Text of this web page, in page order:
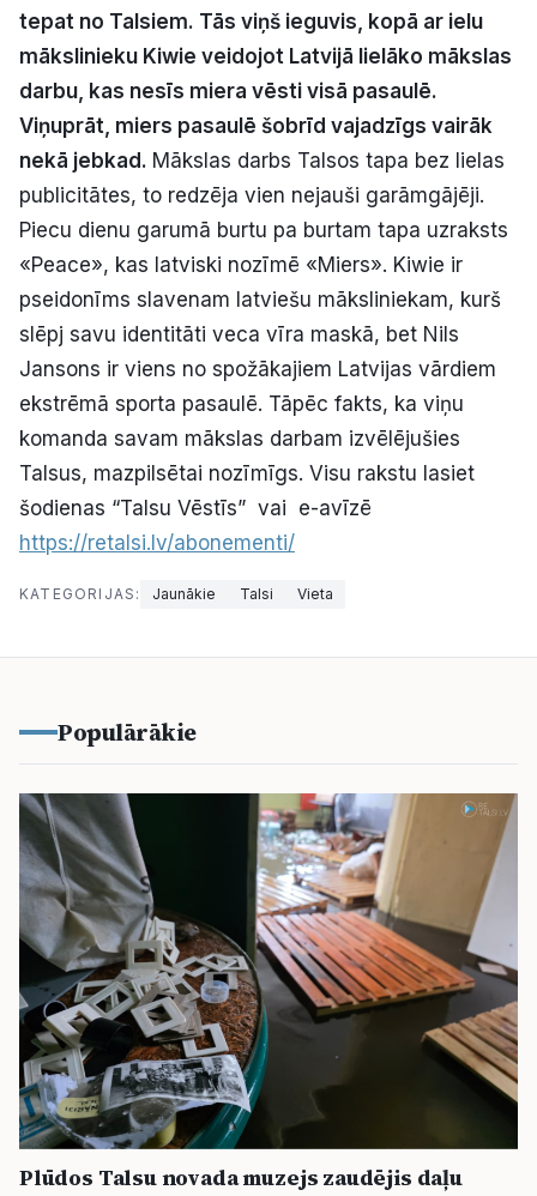
Pasākumi
Reklāma
Politiskā reklāma
Par mums
Kontakti
Ziņo redakcijai
Facebook YouTube
E-avīze Abonē
tepat no Talsiem. Tās viņš ieguvis, kopā ar ielu
mākslinieku Kiwie veidojot Latvijā lielāko mākslas
darbu, kas nesīs miera vēsti visā pasaulē.
Viņuprāt, miers pasaulē šobrīd vajadzīgs vairāk
nekā jebkad. Mākslas darbs Talsos tapa bez lielas
publicitātes, to redzēja vien nejauši garāmgājēji.
Piecu dienu garumā burtu pa burtam tapa uzraksts
«Peace», kas latviski nozīmē «Miers». Kiwie ir
pseidonīms slavenam latviešu māksliniekam, kurš
slēpj savu identitāti veca vīra maskā, bet Nils
Jansons ir viens no spožākajiem Latvijas vārdiem
ekstrēmā sporta pasaulē. Tāpēc fakts, ka viņu
komanda savam mākslas darbam izvēlējušies
Talsus, mazpilsētai nozīmīgs. Visu rakstu lasiet
šodienas “Talsu Vēstīs” vai e-avīzē
https://retalsi.lv/abonementi/
KATEGORIJAS: Jaunākie Talsi Vieta
Populārākie
Plūdos Talsu novada muzejs zaudējis daļu